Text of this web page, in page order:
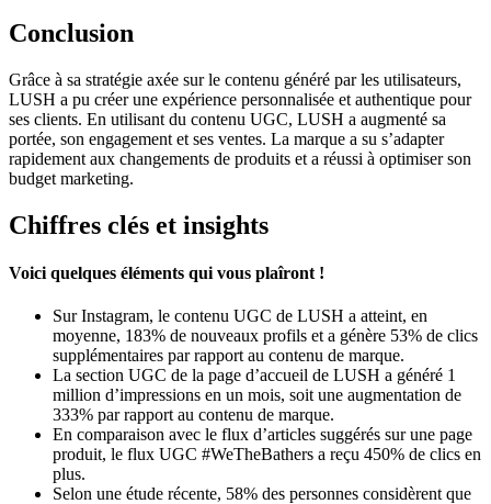
Conclusion
Grâce à sa stratégie axée sur le contenu généré par les utilisateurs,
LUSH a pu créer une expérience personnalisée et authentique pour
ses clients. En utilisant du contenu UGC, LUSH a augmenté sa
portée, son engagement et ses ventes. La marque a su s’adapter
rapidement aux changements de produits et a réussi à optimiser son
budget marketing.
Chiffres clés et insights
Voici quelques éléments qui vous plaîront !
Sur Instagram, le contenu UGC de LUSH a atteint, en
moyenne, 183% de nouveaux profils et a génère 53% de clics
supplémentaires par rapport au contenu de marque.
La section UGC de la page d’accueil de LUSH a généré 1
million d’impressions en un mois, soit une augmentation de
333% par rapport au contenu de marque.
En comparaison avec le flux d’articles suggérés sur une page
produit, le flux UGC #WeTheBathers a reçu 450% de clics en
plus.
Selon une étude récente, 58% des personnes considèrent que